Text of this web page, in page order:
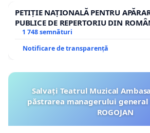
PETIȚIE NAȚIONALĂ PENTRU
PUBLICE DE REPERTORIU DIN
1 748 semnături
Notificare de transparență
Salvați Teatrul Muzical
păstrarea managerului
ROGOJAN